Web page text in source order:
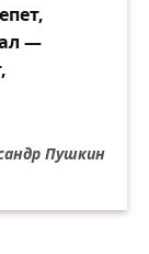
—
Пушкин